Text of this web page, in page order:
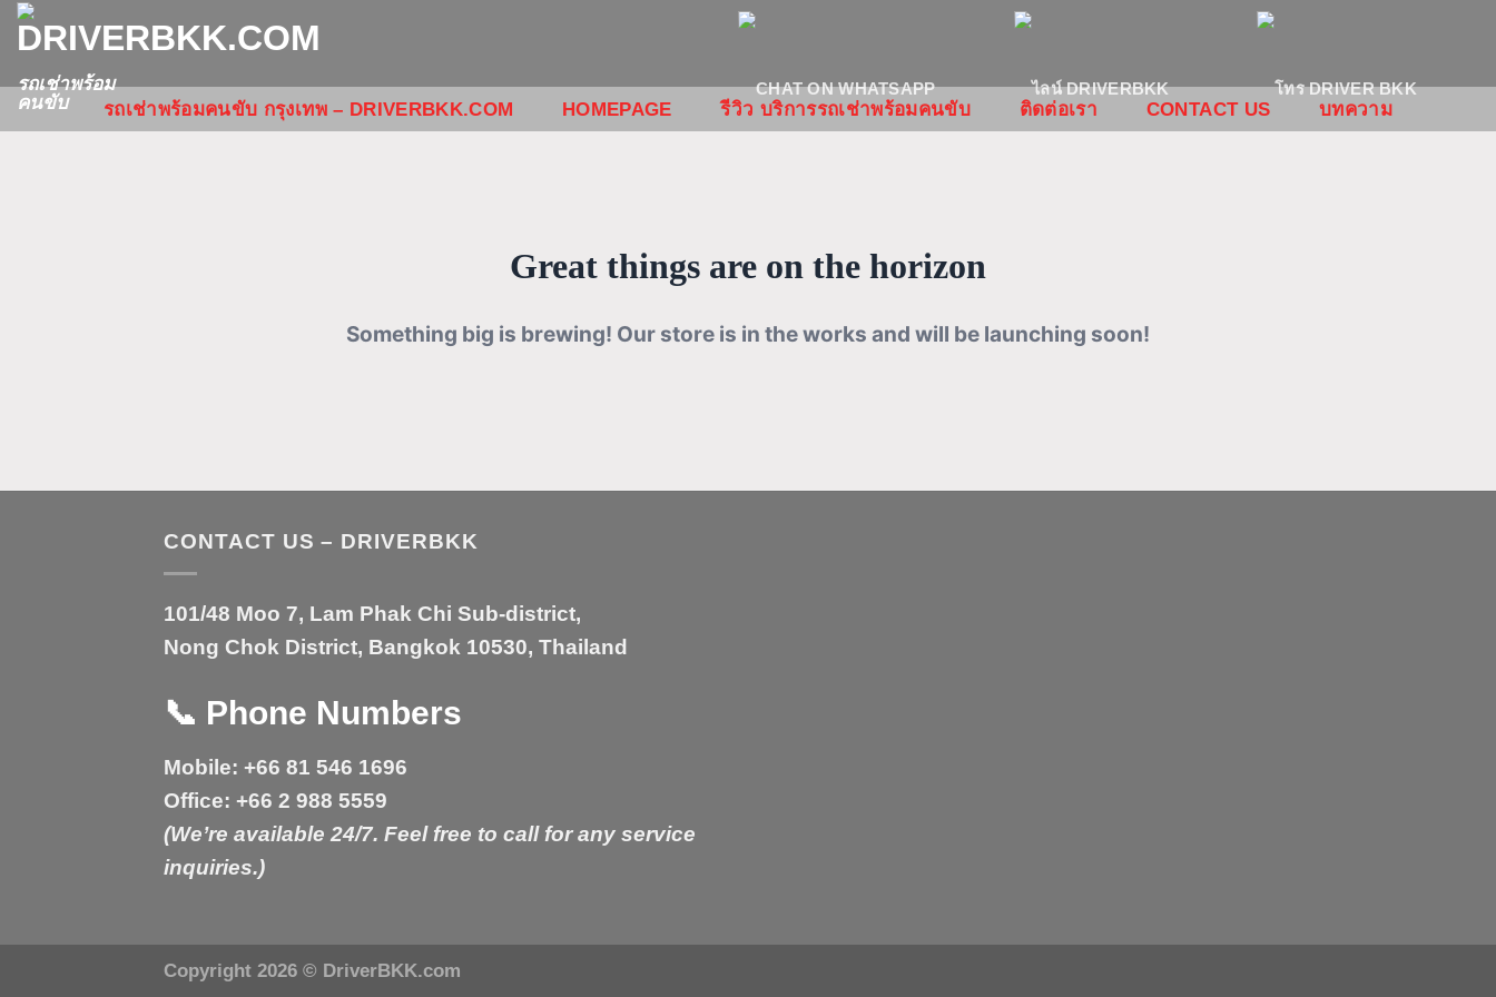
Skip
content
รถเช่าพร้อม
คนขับ
รถเช่าพร้อมคนขับ กรุงเทพ – DRIVERBKK.COM HOMEPAGE รีวิว บริการรถเช่าพร้อมคนขับ ติดต่อเรา CONTACT US บทความ
Great things are on the horizon
Something big is brewing! Our store is in the works and will be launching soon!
CONTACT US – DRIVERBKK
101/48 Moo 7, Lam Phak Chi Sub-district,
Nong Chok District, Bangkok 10530, Thailand
📞 Phone Numbers
Mobile: +66 81 546 1696
Office: +66 2 988 5559
(We’re available 24/7. Feel free to call for any service
inquiries.)
Copyright 2026 © DriverBKK.com